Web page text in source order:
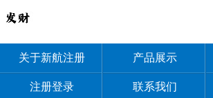
关于新航注册 产品展示
注册登录 联系我们